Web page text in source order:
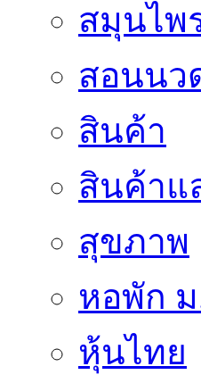
สมุนไพ
สอนนว
สินค้า
สินค้าแ
สุขภาพ
หอพัก
หุ้นไทย